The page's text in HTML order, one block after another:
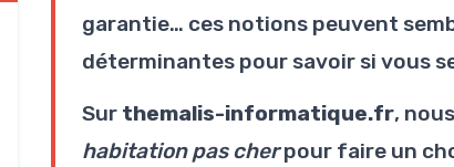
garantie… ces notions peuvent
déterminantes pour savoir si vous
Sur themalis-informatique.fr,
habitation pas cherpour faire un